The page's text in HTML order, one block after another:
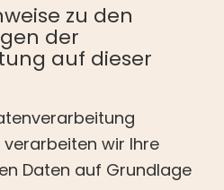
zu den
der
auf dieser
wir Ihre
Daten auf Grundlage